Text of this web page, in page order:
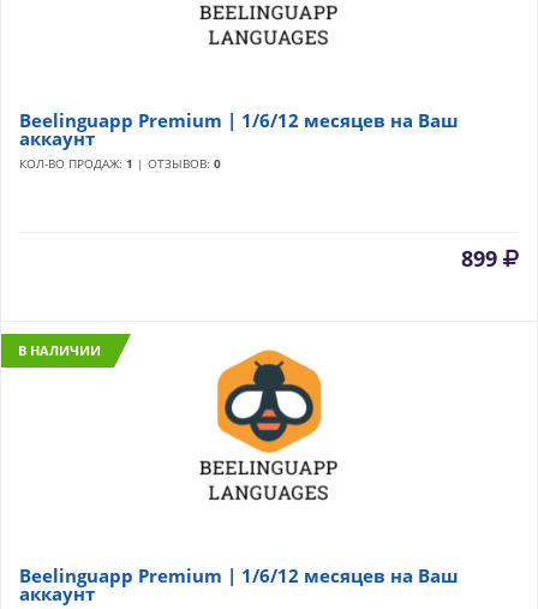
Beelinguapp Premium | 1/6/12 месяцев на Ваш
аккаунт
КОЛ-ВО ПРОДАЖ: 1 | ОТЗЫВОВ: 0
899
В НАЛИЧИИ
Beelinguapp Premium | 1/6/12 месяцев на Ваш
аккаунт